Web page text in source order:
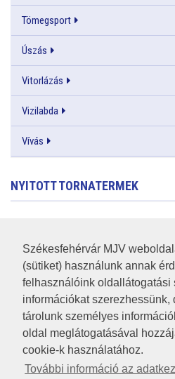
Székesfehérvár MJV
(sütiket) használunk annak
felhasználóink oldallátogatási
információkat szerezhessünk,
tárolunk személyes
oldal meglátogatásával
cookie-k használatához.
További információ az
Tömegsport
Úszás
Vitorlázás
Vizilabda
Vívás
NYITOTT TORNATERMEK
RSS
A HONLAP 2017.03.31-I ÁLLAPOTA
JOGI NYILATKOZAT
IMPRESSZUM